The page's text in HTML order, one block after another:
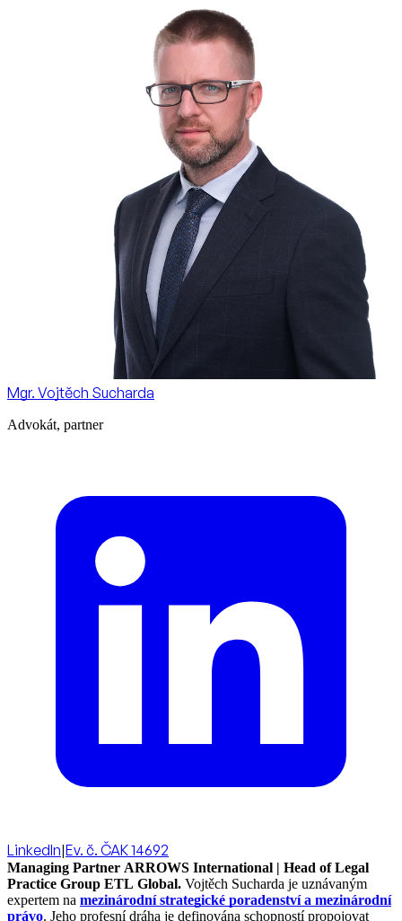
Mgr. Vojtěch Sucharda
Advokát, partner
LinkedIn|Ev. č. ČAK 14692
Managing Partner ARROWS International | Head of Legal
Practice Group ETL Global. Vojtěch Sucharda je uznávaným
expertem na mezinárodní strategické poradenství a mezinárodní
právo. Jeho profesní dráha je definována schopností propojovat